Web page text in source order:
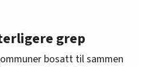
grep
bosatt til sammen